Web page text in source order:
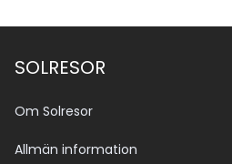
SOLRESOR
Om Solresor
Allmän information